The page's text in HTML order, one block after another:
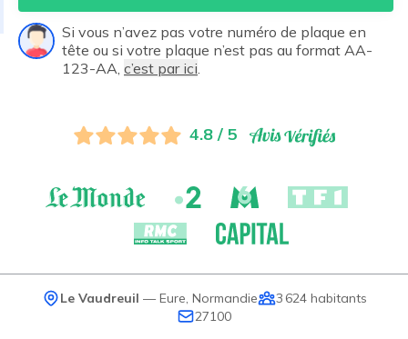
Si vous n’avez pas votre numéro de plaque en
tête ou si votre plaque n’est pas au format AA-
123-AA, c’est par ici
4.8 / 5
Le Vaudreuil — Eure Normandie 3 624habitants
27100